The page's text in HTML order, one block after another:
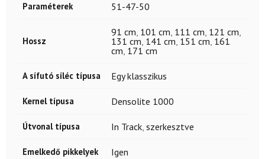
Paraméterek 51-47-50
Hossz
91 cm, 101 cm, 111 cm, 121 cm,
131 cm, 141 cm, 151 cm, 161
cm, 171 cm
A sífutó síléc típusa Egy klasszikus
Kernel típusa Densolite 1000
Útvonal típusa In Track, szerkesztve
Emelkedő pikkelyek Igen